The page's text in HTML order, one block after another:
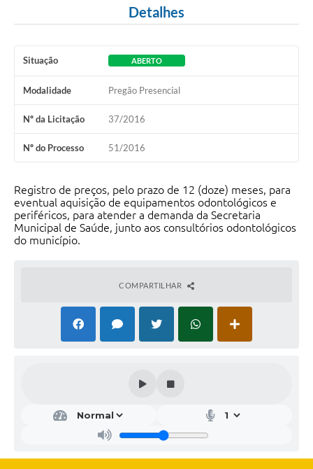
Detalhes
Situação ABERTO
Modalidade Pregão Presencial
Nº da Licitação 37/2016
Nº do Processo 51/2016
Registro de preços, pelo prazo de 12 (doze) meses, para
eventual aquisição de equipamentos odontológicos e
periféricos, para atender a demanda da Secretaria
Municipal de Saúde, junto aos consultórios odontológicos
do município.
COMPARTILHAR